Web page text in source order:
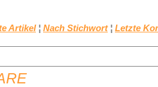
Artikel ¦ Nach Stichwort ¦ Letzte